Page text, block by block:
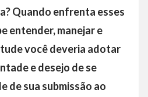
Quando enfrenta esses
entender, manejar e
você deveria adotar
e desejo de se
de sua submissão ao